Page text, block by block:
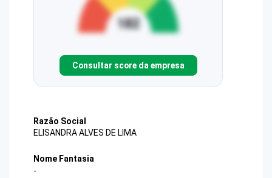
Consultar score da empresa
Razão Social
ELISANDRA ALVES DE LIMA
Nome Fantasia
-